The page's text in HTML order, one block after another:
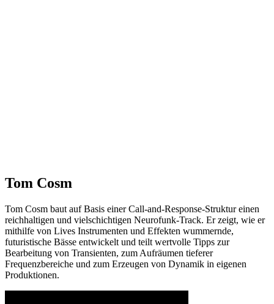
Tom Cosm
Tom Cosm baut auf Basis einer Call-and-Response-Struktur einen
reichhaltigen und vielschichtigen Neurofunk-Track. Er zeigt, wie er
mithilfe von Lives Instrumenten und Effekten wummernde,
futuristische Bässe entwickelt und teilt wertvolle Tipps zur
Bearbeitung von Transienten, zum Aufräumen tieferer
Frequenzbereiche und zum Erzeugen von Dynamik in eigenen
Produktionen.